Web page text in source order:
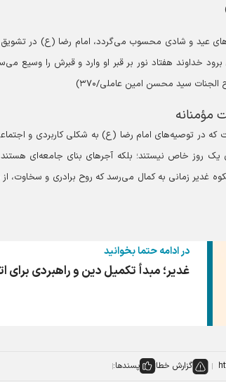
روز‌های عید و شادی محسوب می‌گردد، امام رضا (ع) در
خداوند هفتاد نور بر قبر او وارد و قبرش را وسیع
سید محسن امین عاملی/۳۷۰)
مؤمنانه
در توصیه‌های امام رضا (ع) به شکلی کاربردی و
یک روز خاص نیستند؛ بلکه آجر‌های بنای جامعه‌ای
غدیر زمانی به کمال می‌رسد که روح برادری و سخاوت، از
در ادامه حتما بخوانید
غدیر؛ مبدأ تکمیل دین و راهبردی برای
گزارش خطا پسندها: